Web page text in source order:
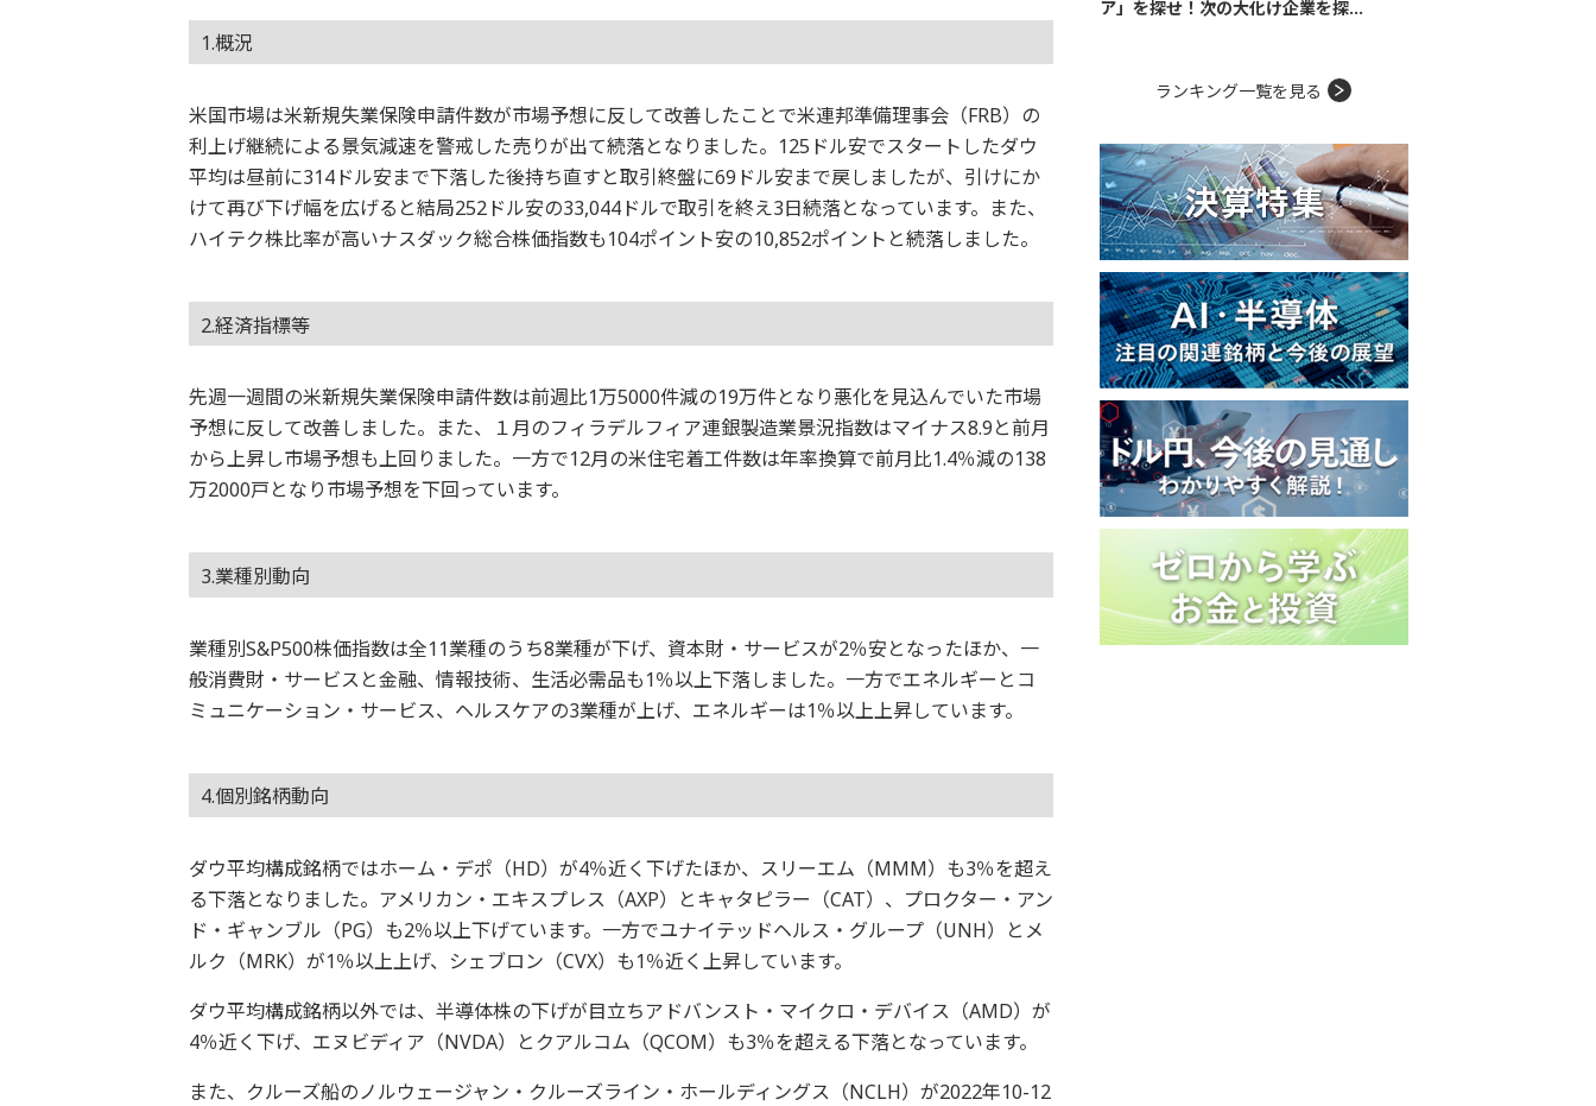
1.概況
米国市場は米新規失業保険申請件数が市場予想に反して改善したことで米連邦準備理事会（FRB）の
利上げ継続による景気減速を警戒した売りが出て続落となりました。125ドル安でスタートしたダウ
平均は昼前に314ドル安まで下落した後持ち直すと取引終盤に69ドル安まで戻しましたが、引けにか
けて再び下げ幅を広げると結局252ドル安の33,044ドルで取引を終え3日続落となっています。また、
ハイテク株比率が高いナスダック総合株価指数も104ポイント安の10,852ポイントと続落しました。
2.経済指標等
先週一週間の米新規失業保険申請件数は前週比1万5000件減の19万件となり悪化を見込んでいた市場
予想に反して改善しました。また、１月のフィラデルフィア連銀製造業景況指数はマイナス8.9と前月
から上昇し市場予想も上回りました。一方で12月の米住宅着工件数は年率換算で前月比1.4％減の138
万2000戸となり市場予想を下回っています。
3.業種別動向
業種別S&P500株価指数は全11業種のうち8業種が下げ、資本財・サービスが2％安となったほか、一
般消費財・サービスと金融、情報技術、生活必需品も1％以上下落しました。一方でエネルギーとコ
ミュニケーション・サービス、ヘルスケアの3業種が上げ、エネルギーは1％以上上昇しています。
4.個別銘柄動向
ダウ平均構成銘柄ではホーム・デポ（HD）が4％近く下げたほか、スリーエム（MMM）も3％を超え
る下落となりました。アメリカン・エキスプレス（AXP）とキャタピラー（CAT）、プロクター・アン
ド・ギャンブル（PG）も2％以上下げています。一方でユナイテッドヘルス・グループ（UNH）とメ
ルク（MRK）が1％以上上げ、シェブロン（CVX）も1％近く上昇しています。
ダウ平均構成銘柄以外では、半導体株の下げが目立ちアドバンスト・マイクロ・デバイス（AMD）が
4％近く下げ、エヌビディア（NVDA）とクアルコム（QCOM）も3％を超える下落となっています。
また、クルーズ船のノルウェージャン・クルーズライン・ホールディングス（NCLH）が2022年10-12
ア」を探せ！次の大化け企業を探...
ランキング一覧を見る